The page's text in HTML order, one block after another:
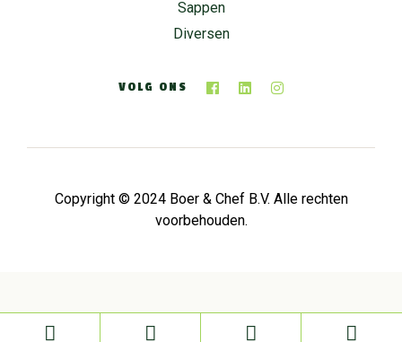
Sappen
Diversen
VOLG ONS
Copyright © 2024 Boer & Chef B.V. Alle rechten
voorbehouden.